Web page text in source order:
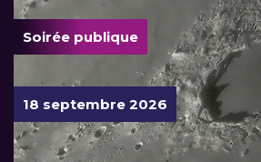
Soirée publique
18 septembre 2026